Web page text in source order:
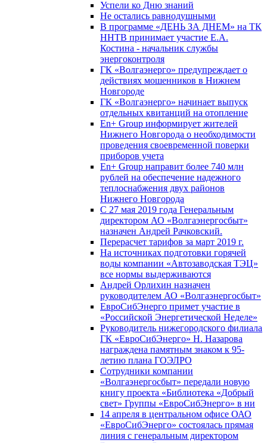
Успели ко Дню знаний
Не остались равнодушными
В программе «ДЕНЬ ЗА ДНЕМ» на ТК
ННТВ принимает участие Е.А.
Костина - начальник службы
энергоконтроля
ГК «Волгаэнерго» предупреждает о
действиях мошенников в Нижнем
Новгороде
ГК «Волгаэнерго» начинает выпуск
отдельных квитанций на отопление
En+ Group информирует жителей
Нижнего Новгорода о необходимости
проведения своевременной поверки
приборов учета
En+ Group направит более 740 млн
рублей на обеспечение надежного
теплоснабжения двух районов
Нижнего Новгорода
С 27 мая 2019 года Генеральным
директором АО «Волгаэнергосбыт»
назначен Андрей Рачковский.
Перерасчет тарифов за март 2019 г.
На источниках подготовки горячей
воды компании «Автозаводская ТЭЦ»
все нормы выдерживаются
Андрей Орлихин назначен
руководителем АО «Волгаэнергосбыт»
ЕвроСибЭнерго примет участие в
«Российской Энергетической Неделе»
Руководитель нижегородского филиала
ГК «ЕвроСибЭнерго» Н. Назарова
награждена памятным знаком к 95-
летию плана ГОЭЛРО
Сотрудники компании
«Волгаэнергосбыт» передали новую
книгу проекта «Библиотека «Добрый
свет» Группы «ЕвроСибЭнерго» в ни
14 апреля в центральном офисе ОАО
«ЕвроСибЭнерго» состоялась прямая
линия с генеральным директором